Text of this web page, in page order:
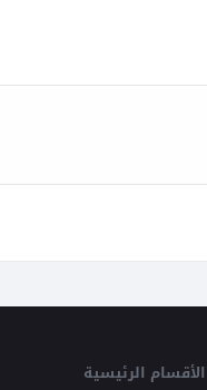
الأقسام الرئيسية